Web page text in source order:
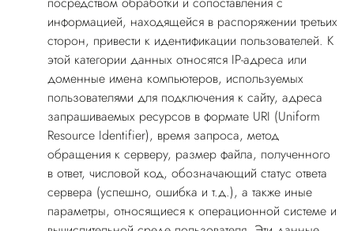
информацией, находящейся в распоряжении третьих
сторон, привести к идентификации пользователей. К
этой категории данных относятся IP-адреса или
доменные имена компьютеров, используемых
пользователями для подключения к сайту, адреса
запрашиваемых ресурсов в формате URI (Uniform
Resource Identifier), время запроса, метод
обращения к серверу, размер файла, полученного
в ответ, числовой код, обозначающий статус ответа
сервера (успешно, ошибка и т.д.), а также иные
параметры, относящиеся к операционной системе и